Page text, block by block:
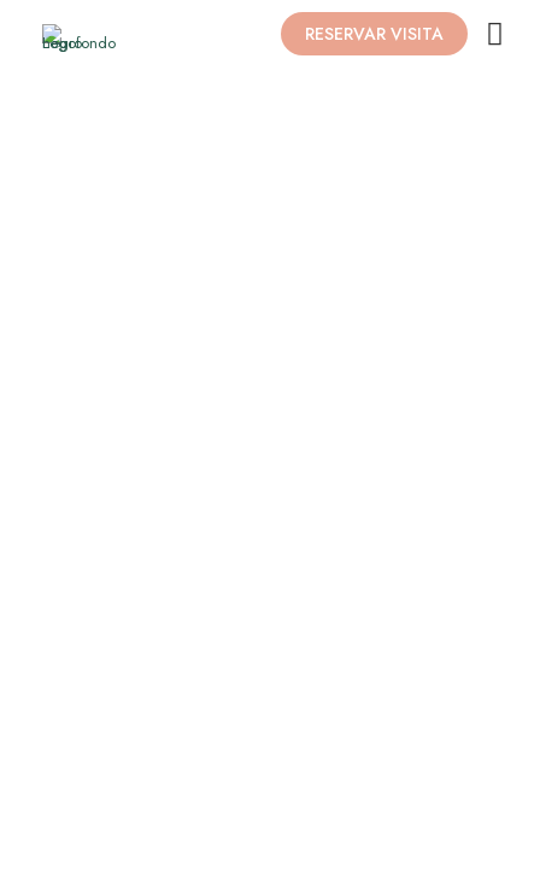
RESERVAR VISITA